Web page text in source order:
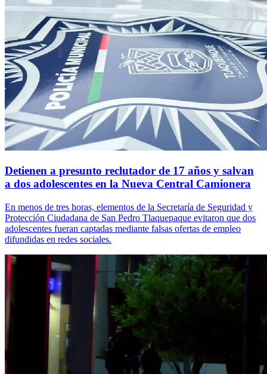
Detienen a presunto reclutador de 17 años y salvan
a dos adolescentes en la Nueva Central Camionera
En menos de tres horas, elementos de la Secretaría de Seguridad y
Protección Ciudadana de San Pedro Tlaquepaque evitaron que dos
adolescentes fueran captadas mediante falsas ofertas de empleo
difundidas en redes sociales.